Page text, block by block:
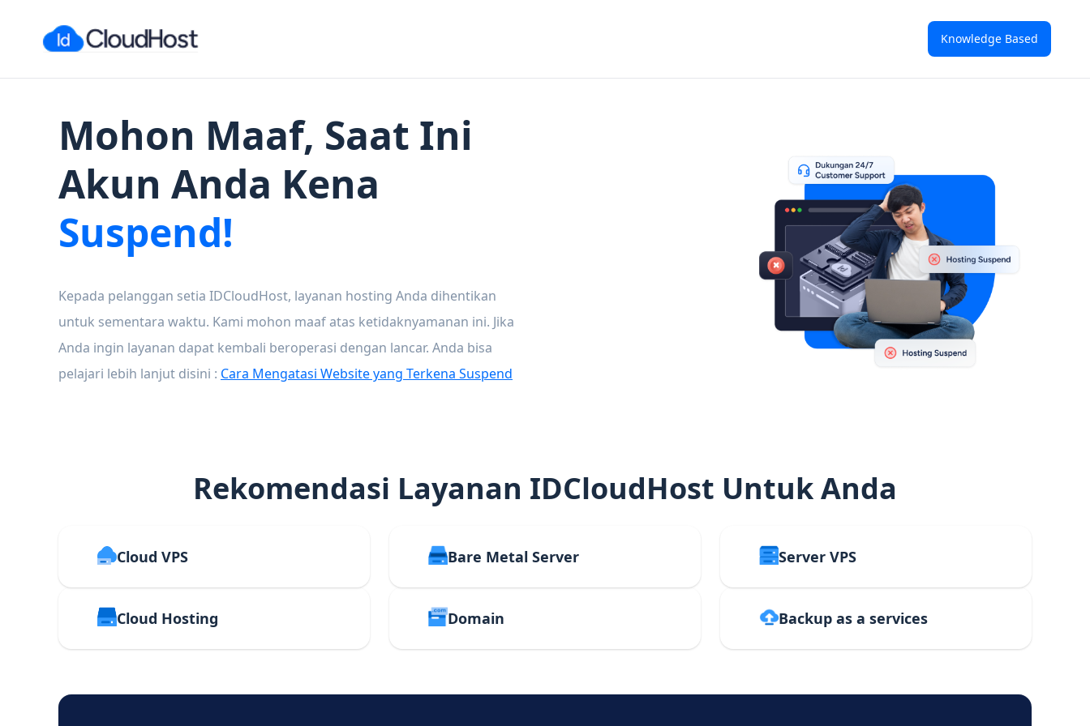
Knowledge Based
Mohon Maaf, Saat Ini
Akun Anda Kena
Suspend!
Kepada pelanggan setia IDCloudHost, layanan hosting Anda dihentikan
untuk sementara waktu. Kami mohon maaf atas ketidaknyamanan ini. Jika
Anda ingin layanan dapat kembali beroperasi dengan lancar. Anda bisa
pelajari lebih lanjut disini : Cara Mengatasi Website yang Terkena Suspend
Rekomendasi Layanan IDCloudHost Untuk Anda
Cloud VPS Bare Metal Server Server VPS
Cloud Hosting Domain Backup as a services